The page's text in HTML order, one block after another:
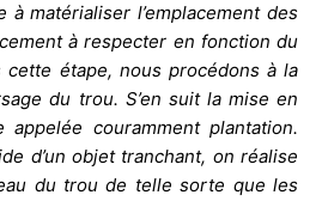
matérialiser l’emplacement des
à respecter en fonction du
cette étape, nous procédons à la
du trou. S’en suit la mise en
couramment plantation.
d’un objet tranchant, on réalise
du trou de telle sorte que les